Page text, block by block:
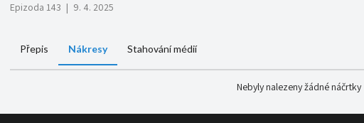
Epizoda 143 | 9. 4. 2025
Přepis Nákresy Stahování médií
Nebyly nalezeny žádné náčrtky